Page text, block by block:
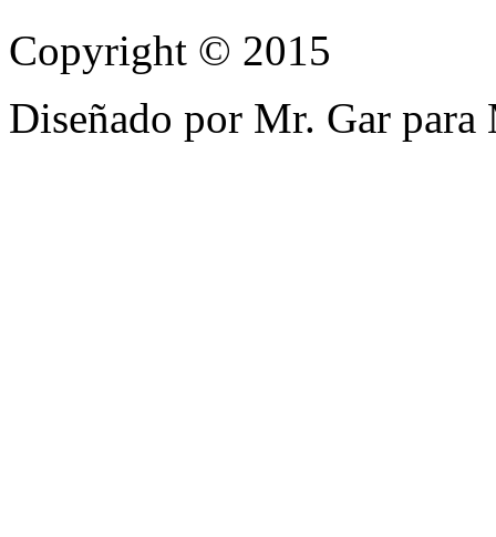
Copyright © 2015
Diseñado por Mr. Gar